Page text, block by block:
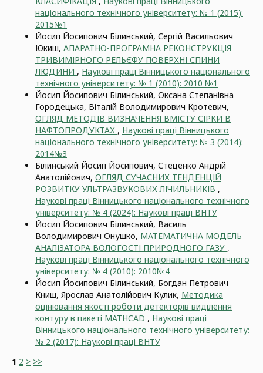
національного технічного університету: № 1 (2015):
2015№1
Йосип Йосипович Білинський, Сергій Васильович
Юкиш, АПАРАТНО-ПРОГРАМНА РЕКОНСТРУКЦІЯ
ТРИВИМІРНОГО РЕЛЬЄФУ ПОВЕРХНІ СПИНИ
ЛЮДИНИ , Наукові праці Вінницького національного
технічного університету: № 1 (2010): 2010 №1
Йосип Йосипович Білинський, Оксана Степанівна
Городецька, Віталій Володимирович Кротевич,
ОГЛЯД МЕТОДІВ ВИЗНАЧЕННЯ ВМІСТУ СІРКИ В
НАФТОПРОДУКТАХ , Наукові праці Вінницького
національного технічного університету: № 3 (2014):
2014№3
Білинський Йосип Йосипович, Стеценко Андрій
Анатолійович, ОГЛЯД СУЧАСНИХ ТЕНДЕНЦІЙ
РОЗВИТКУ УЛЬТРАЗВУКОВИХ ЛІЧИЛЬНИКІВ ,
Наукові праці Вінницького національного технічного
університету: № 4 (2024): Наукові праці ВНТУ
Йосип Йосипович Білинський, Василь
Володимирович Онушко, МАТЕМАТИЧНА МОДЕЛЬ
АНАЛІЗАТОРА ВОЛОГОСТІ ПРИРОДНОГО ГАЗУ ,
Наукові праці Вінницького національного технічного
університету: № 4 (2010): 2010№4
Йосип Йосипович Білинський, Богдан Петрович
Книш, Ярослав Анатолійович Кулик, Методика
оцінювання якості роботи детекторів виділення
контуру в пакеті MATHCAD , Наукові праці
Вінницького національного технічного університету:
№ 2 (2017): Наукові праці ВНТУ
1 2 > >>